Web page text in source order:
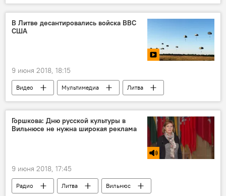
Эстония
Прибалтика НАТО
В Литве десантировались войска ВВС
США
9 июня 2018, 18:15
Видео Мультимедиа
Литва
США
ВВС США
Горшкова: Дню русской культуры в
Вильнюсе не нужна широкая реклама
9 июня 2018, 17:45
Радио Литва
Вильнюс